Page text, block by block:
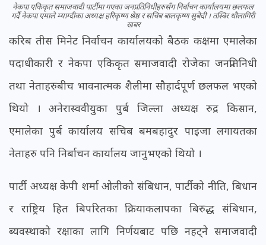
नेकपा एकिकृत समाजवादी पार्टीमा गएका जनप्रतिनिधीहरुसँग निर्बाचन कार्यालयमा छलफल
गर्दै नेकपा एमाले म्याग्दीका अध्यक्ष हरिकृष्ण श्रेष्ठ र सचिब बालकृष्ण सुबेदी । तस्बिर धौलागिरी
खबर
करिब तीस मिनेट निर्वाचन कार्यालयको बैठक कक्षमा एमालेका
पदाधीकारी र नेकपा एकिकृत समाजवादी रोजेका जनप्रतिनिधी
तथा नेताहरुबीच भावनात्मक शैलीमा सौहार्दपूर्ण छलफल भएको
थियो । अनेरास्ववीयुका पुर्ब जिल्ला अध्यक्ष रुद्र किसान,
एमालेका पुर्ब कार्यालय सचिब बमबहादुर पाइजा लगायतका
नेताहरु पनि निर्बाचन कार्यालय जानुभएको थियो ।
पार्टी अध्यक्ष केपी शर्मा ओलीको संबिधान, पार्टीको नीति, बिधान
र राष्ट्रिय हित बिपरितका क्रियाकलापका बिरुद्ध संबिधान,
ब्यवस्थाको रक्षाका लागि निर्णयबाट पछि नहट्ने समाजवादी